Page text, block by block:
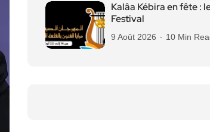
Kalâa Kébira en fête :
Festival
9 Août 2026 10 Min